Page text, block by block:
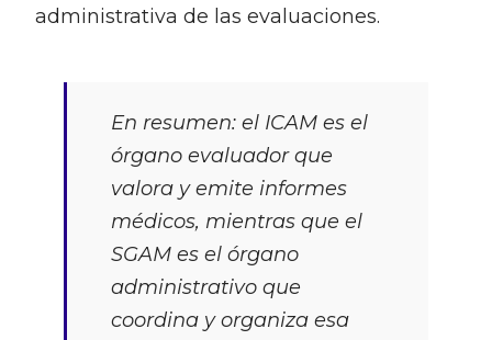
administrativa de las evaluaciones.
En resumen: el ICAM es el
órgano evaluador que
valora y emite informes
médicos, mientras que el
SGAM es el órgano
administrativo que
coordina y organiza esa